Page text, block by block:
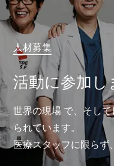
人材募集
活動に参加
世界の現場 で、そし
られています。
医療スタッフに限らず